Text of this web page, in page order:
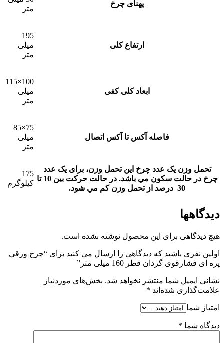
پهنای چرخ
متر
ارتفاع کلی
195
میلی
متر
ابعاد کلی کفی
100×115
میلی
متر
فاصله آکس تا آکس اتصال
75×85
میلی
متر
تحمل وزن یک عدد چرخ این تحمل وزن، برای يک عدد
چرخ در حالت سکون مي باشد. در حالت حرکت بين 10 تا
30 درصد از تحمل وزن کم مي شود.
175
کیلوگرم
دیدگاهها
هیچ دیدگاهی برای این محصول نوشته نشده است.
اولین نفری باشید که دیدگاهی را ارسال می کنید برای “چرخ ورقی
پره ای فشارقوی گردان قطر 160 میلی متر”
نشانی ایمیل شما منتشر نخواهد شد. بخش‌های موردنیاز
علامت‌گذاری شده‌اند *
امتیاز شما
دیدگاه شما *